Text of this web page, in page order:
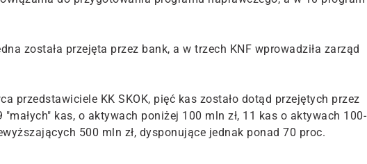
została przejęta przez bank, a w trzech KNF wprowadziła zarząd
przedstawiciele KK SKOK, pięć kas zostało dotąd przejętych przez
"małych" kas, o aktywach poniżej 100 mln zł, 11 kas o aktywach 100-
500 mln zł, dysponujące jednak ponad 70 proc.